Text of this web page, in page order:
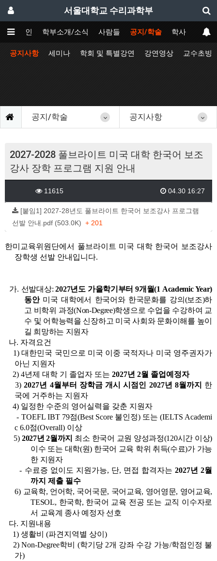
서울대학교 수리과학부
메인 학부소개/소식 사람들 공지/학술 학사
공지사항 세미나 학회 및 특별강연 강연영상 교수초빙
공지/학술 공지사항
2027-2028 풀브라이트 미국 대학 한국어 보조
강사 장학 프로그램 지원 안내
11615 04.30 16:27
[붙임1] 2027-28년도 풀브라이트 한국어 보조강사 프로그램
선발 안내.pdf (503.0K) + 201
한미교육위원단에서 풀브라이트 미국 대학 한국어 보조강사
장학생 선발 안내입니다.
가. 선발대상:2027년도 가을학기부터 9개월(1 Academic Year)
동안미국 대학에서 한국어와 한국문화를 강의(보조)하
고 비학위 과정(Non-Degree)학생으로 수업을 수강하여 교
수 및 어학능력을 신장하고 미국 사회와 문화이해를 높이
길 희망하는 지원자
나. 자격요건
1) 대한민국 국민으로 미국 이중 국적자나 미국 영주권자가
아닌 지원자
2) 4년제 대학 기 졸업자 또는 2027년 2월 졸업예정자
3)2027년 4월부터 장학금 개시 시점인 2027년 8월까지
한
국에 거주하는 지원자
4) 일정한 수준의 영어실력을 갖춘 지원자
- TOEFL IBT 79점(Best Score 불인정) 또는 (IELTS Academi
c 6.0점(Overall) 이상
5) 2027년 2월까지 최소 한국어 교원 양성과정(120시간 이상)
이수 또는 대학(원) 한국어 교육 학위 취득(수료)가 가능
한 지원자
- 수료증 없이도 지원가능, 단, 면접 합격자는 2027년 2월
까지 제출 필수
6) 교육학, 언어학, 국어국문, 국어교육, 영어영문, 영어교육,
TESOL, 한국학, 한국어 교육 전공 또는 교직 이수자로
서 교육계 종사 예정자 선호
다. 지원내용
1) 생활비 (파견지역별 상이)
2) Non-Degree학비 (학기당 2개 강좌 수강 가능/학점인정 불
가)